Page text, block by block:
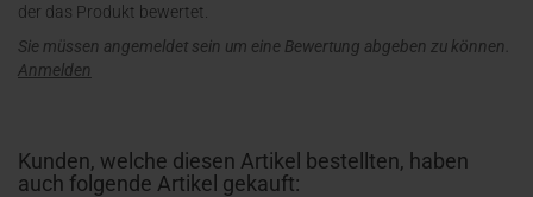
der das Produkt bewertet.
Sie müssen angemeldet sein um eine Bewertung abgeben zu können.
Anmelden
Kunden, welche diesen Artikel bestellten, haben
auch folgende Artikel gekauft: